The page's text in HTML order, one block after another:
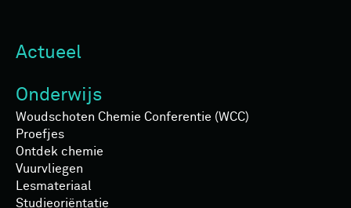
Actueel
Onderwijs
Woudschoten Chemie Conferentie (WCC)
Proefjes
Ontdek chemie
Vuurvliegen
Lesmateriaal
Studieoriëntatie